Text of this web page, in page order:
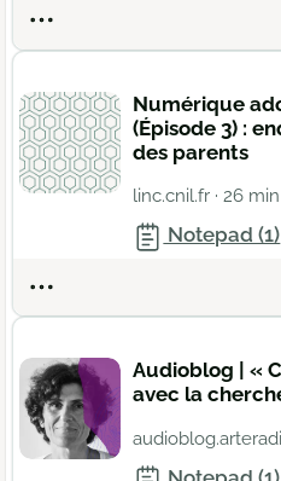
Numérique
(Épisode 3) :
des parents
linc.cnil.fr · 26 min
Notepad (1)
Audioblog | «
avec la